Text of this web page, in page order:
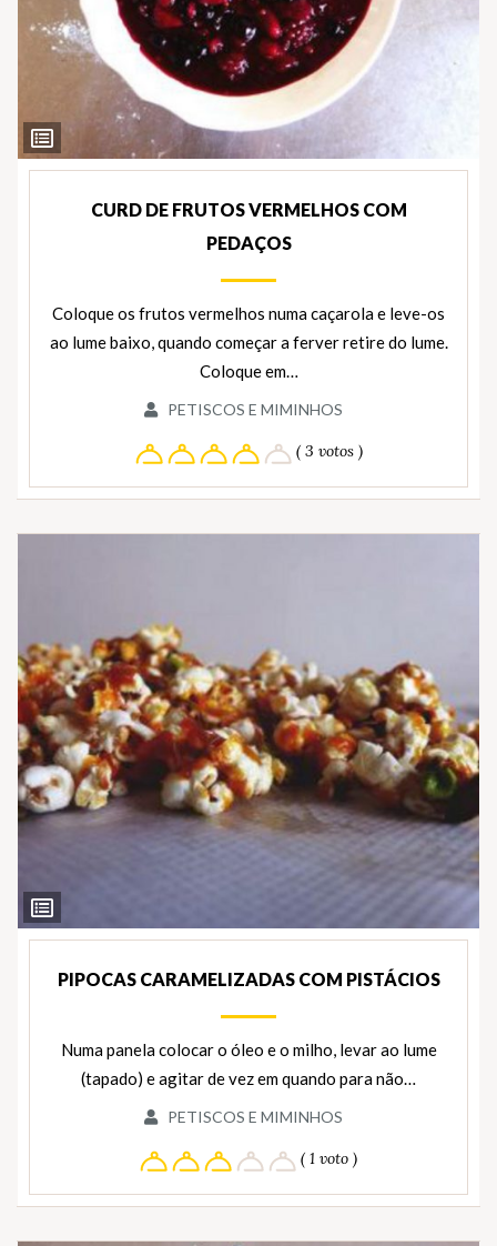
Ver
Ingredientes
CURD DE FRUTOS VERMELHOS COM
PEDAÇOS
Coloque os frutos vermelhos numa caçarola e leve-os
ao lume baixo, quando começar a ferver retire do lume.
Coloque em…
PETISCOS E MIMINHOS
( 3 votos )
Ver
Ingredientes
PIPOCAS CARAMELIZADAS COM PISTÁCIOS
Numa panela colocar o óleo e o milho, levar ao lume
(tapado) e agitar de vez em quando para não…
PETISCOS E MIMINHOS
( 1 voto )